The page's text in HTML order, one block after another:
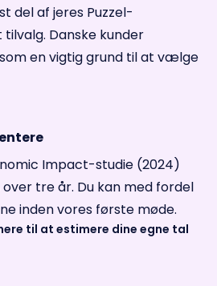
del af jeres Puzzel-
Danske kunder
en vigtig grund til at vælge
Impact-studie (2024)
over tre år. Du kan med fordel
inden vores første møde.
til at estimere dine egne tal